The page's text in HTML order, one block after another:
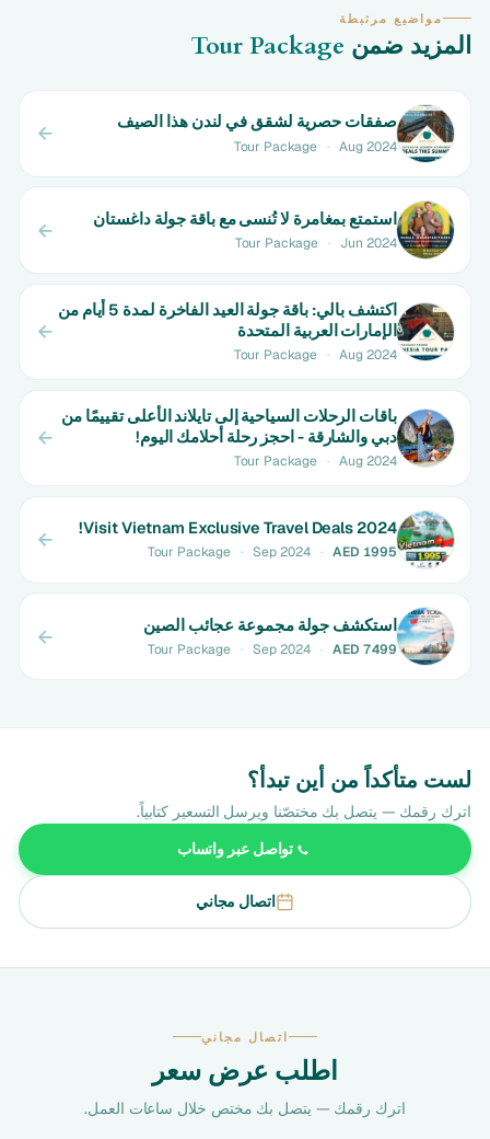
مواضيع مرتبطة
المزيد ضمن Tour Package
صفقات حصرية لشقق في لندن هذا الصيف
Tour Package · Aug 2024
استمتع بمغامرة لا تُنسى مع باقة جولة داغستان
Tour Package · Jun 2024
اكتشف بالي: باقة جولة العيد الفاخرة لمدة 5 أيام من
الإمارات العربية المتحدة
Tour Package · Aug 2024
باقات الرحلات السياحية إلى تايلاند الأعلى تقييمًا من
دبي والشارقة - احجز رحلة أحلامك اليوم!
Tour Package · Aug 2024
Visit Vietnam Exclusive Travel Deals 2024!
Tour Package · Sep 2024 · AED 1995
استكشف جولة مجموعة عجائب الصين
Tour Package · Sep 2024 · AED 7499
لست متأكداً من أين تبدأ؟
اترك رقمك — يتصل بك مختصّنا ويرسل التسعير كتابياً.
تواصل عبر واتساب
اتصال مجاني
اتصال مجاني
اطلب عرض سعر
اترك رقمك — يتصل بك مختص خلال ساعات العمل.